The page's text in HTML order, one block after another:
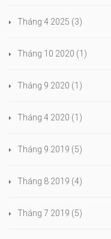
Tháng 4 2025 (3)
Tháng 10 2020 (1)
Tháng 9 2020 (1)
Tháng 4 2020 (1)
Tháng 9 2019 (5)
Tháng 8 2019 (4)
Tháng 7 2019 (5)